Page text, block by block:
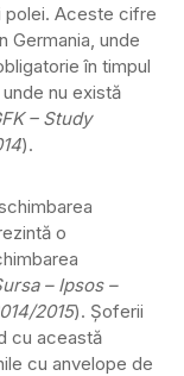
polei. Aceste cifre
Germania, unde
în timpul
nu există
– Study
).
o
– Ipsos –
2015). Șoferii
cu această
cu anvelope de